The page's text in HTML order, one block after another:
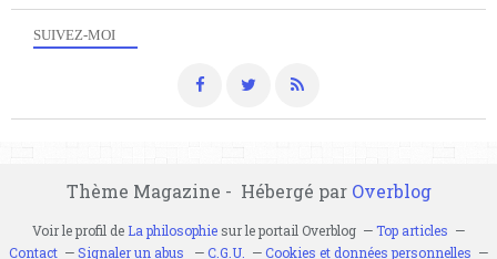
SUIVEZ-MOI
Thème Magazine - Hébergé par Overblog
Voir le profil de La philosophiesur le portail Overblog
Top articles
Contact
Signaler un abus C.G.U. Cookies et données personnelles